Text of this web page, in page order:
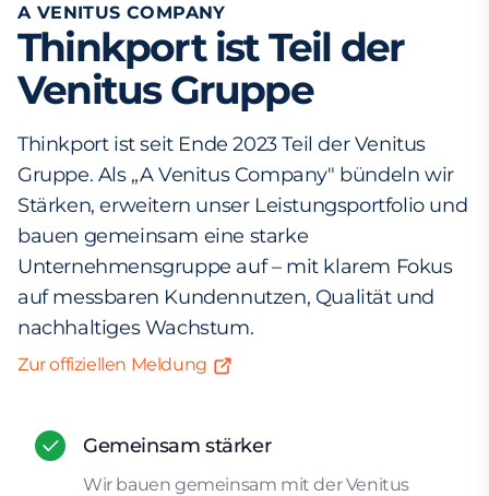
A VENITUS COMPANY
Thinkport ist Teil der
Venitus Gruppe
Thinkport ist seit Ende 2023 Teil der Venitus
Gruppe. Als „A Venitus Company" bündeln wir
Stärken, erweitern unser Leistungsportfolio und
bauen gemeinsam eine starke
Unternehmensgruppe auf – mit klarem Fokus
auf messbaren Kundennutzen, Qualität und
nachhaltiges Wachstum.
Zur offiziellen Meldung
Gemeinsam stärker
Wir bauen gemeinsam mit der Venitus